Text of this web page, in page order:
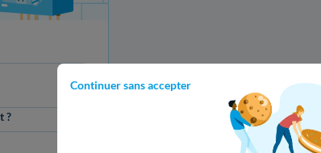
Continuer sans accepter
?